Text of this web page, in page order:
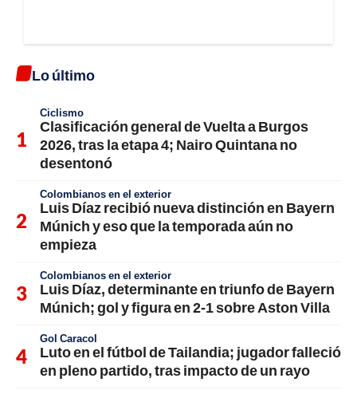
Lo último
Ciclismo
Clasificación general de Vuelta a Burgos
2026, tras la etapa 4; Nairo Quintana no
desentonó
Colombianos en el exterior
Luis Díaz recibió nueva distinción en Bayern
Múnich y eso que la temporada aún no
empieza
Colombianos en el exterior
Luis Díaz, determinante en triunfo de Bayern
Múnich; gol y figura en 2-1 sobre Aston Villa
Gol Caracol
Luto en el fútbol de Tailandia; jugador falleció
en pleno partido, tras impacto de un rayo